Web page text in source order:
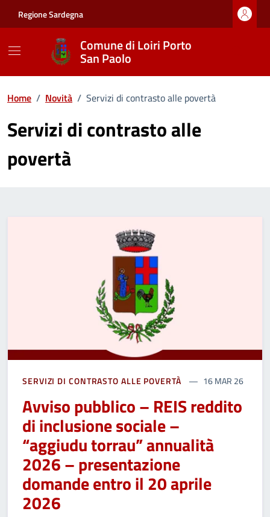
Regione Sardegna
Comune di Loiri Porto
San Paolo
Home / Novità / Servizi di contrasto alle povertà
Servizi di contrasto alle
povertà
SERVIZI DI CONTRASTO ALLE POVERTÀ 16 MAR 26
Avviso pubblico – REIS reddito
di inclusione sociale –
“aggiudu torrau” annualità
2026 – presentazione
domande entro il 20 aprile
2026